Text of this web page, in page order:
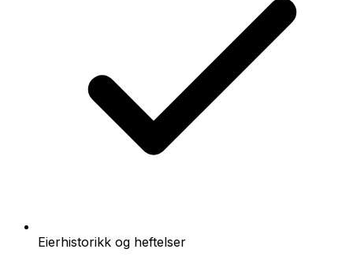
Eierhistorikk og heftelser